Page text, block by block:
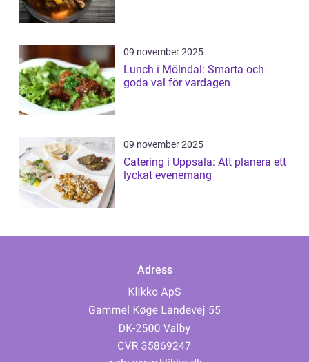
09 november 2025
Lunch i Mölndal: Smarta och
goda val för vardagen
09 november 2025
Catering i Uppsala: Att planera ett
lyckat evenemang
Adress